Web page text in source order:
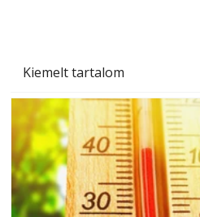
Kiemelt tartalom